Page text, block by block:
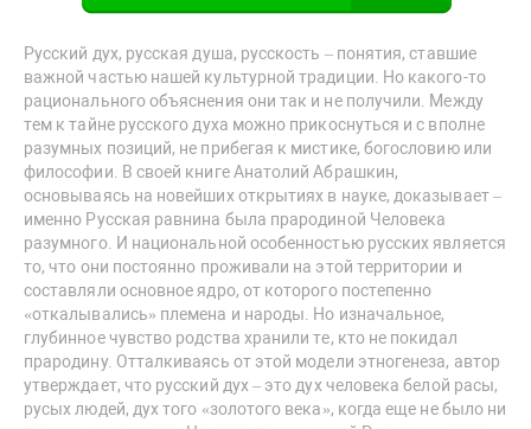
Русский дух, русская душа, русскость – понятия, ставшие
важной частью нашей культурной традиции. Но какого-то
рационального объяснения они так и не получили. Между
тем к тайне русского духа можно прикоснуться и с вполне
разумных позиций, не прибегая к мистике, богословию или
философии. В своей книге Анатолий Абрашкин,
основываясь на новейших открытиях в науке, доказывает –
именно Русская равнина была прародиной Человека
разумного. И национальной особенностью русских является
то, что они постоянно проживали на этой территории и
составляли основное ядро, от которого постепенно
«откалывались» племена и народы. Но изначальное,
глубинное чувство родства хранили те, кто не покидал
прародину. Отталкиваясь от этой модели этногенеза, автор
утверждает, что русский дух – это дух человека белой расы,
русых людей, дух того «золотого века», когда еще не было ни